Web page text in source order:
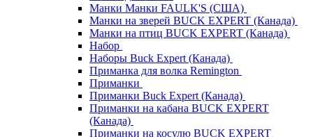
Манки Манки FAULK'S (США)
Манки на зверей BUCK EXPERT (Канада)
Манки на птиц BUCK EXPERT (Канада)
Набор
Наборы Buck Expert (Канада)
Приманка для волка Remington
Приманки
Приманки Buck Expert (Канада)
Приманки на кабана BUCK EXPERT
(Канада)
Приманки на косулю BUCK EXPERT